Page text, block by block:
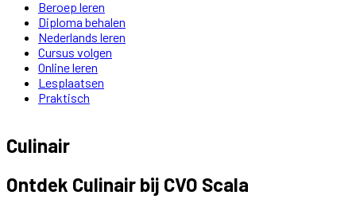
Beroep leren
Diploma behalen
Nederlands leren
Cursus volgen
Online leren
Lesplaatsen
Praktisch
Culinair
Ontdek Culinair bij CVO Scala